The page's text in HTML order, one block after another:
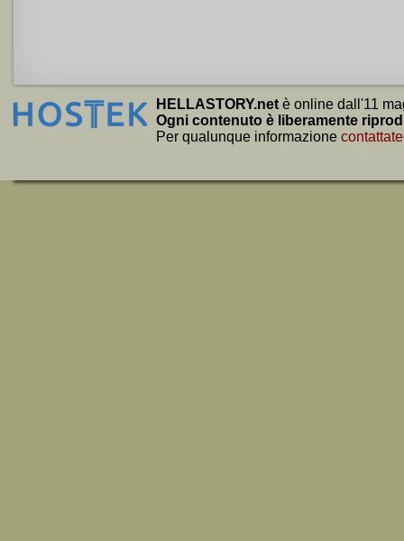
HELLASTORY.net è online dall'11
Ogni contenuto è liberamente
Per qualunque informazione